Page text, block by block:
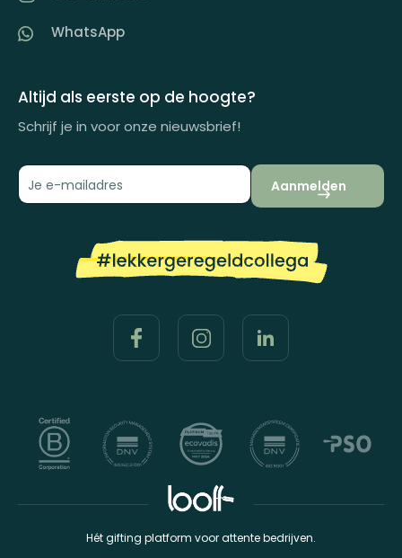
Impactrapport
WhatsApp
Altijd als eerste op de hoogte?
Schrijf je in voor onze nieuwsbrief!
Aanmelden
Hét gifting platform voor attente bedrijven.